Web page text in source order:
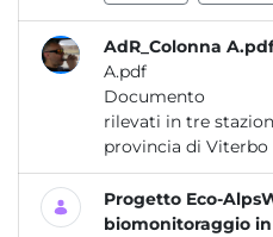
AdR_Colonna A.pdf
A.pdf
Documento
rilevati in tre stazioni dell’ARSIAL ubicate
provincia di Viterbo
Progetto Eco-
biomonitoraggio